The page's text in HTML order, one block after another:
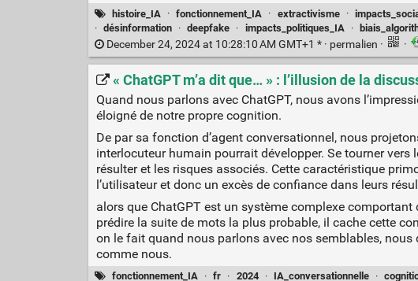
histoire_IA · fonctionnement_IA · extractivisme ·
· désinformation · deepfake · impacts_politiques_IA ·
December 24, 2024 at 10:28:10 AM GMT+1 * · permalien · ·
« ChatGPT m’a dit que… » : l’illusion de la
Quand nous parlons avec ChatGPT, nous avons
éloigné de notre propre cognition.
De par sa fonction d’agent conversationnel, nous
interlocuteur humain pourrait développer. Se tourner
résulter et les risques associés. Cette caractéristique
l’utilisateur et donc un excès de confiance dans leurs
alors que ChatGPT est un système complexe
prédire la suite de mots la plus probable, il cache cette
on le fait quand nous parlons avec nos semblables,
comme nous.
fonctionnement_IA · fr · 2024 · IA_conversationnelle ·